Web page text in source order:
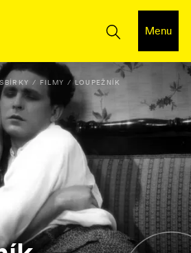
Menu
FILMY LOUPEŽNÍK